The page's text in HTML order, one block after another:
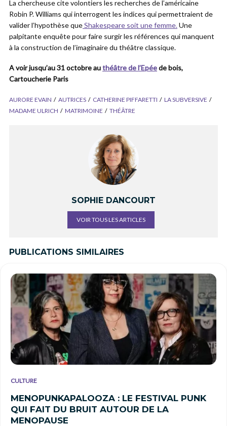
La chercheuse cite volontiers les recherches de l’américaine
Robin P. Williams qui interrogent les indices qui permettraient de
valider l’hypothèse queShakespeare soit une femme.Une
palpitante enquête pour faire surgir les références qui manquent
à la construction de l’imaginaire du théâtre classique.
A voir jusqu’au 31 octobre authéâtre de l’Epéede bois,
Cartoucherie Paris
AURORE EVAIN AUTRICES CATHERINE PIFFARETTI
LA SUBVERSIVE
MADAME ULRICH
MATRIMOINE THÉÂTRE
SOPHIE DANCOURT
VOIR TOUS LES ARTICLES
PUBLICATIONS SIMILAIRES
CULTURE
MENOPUNKAPALOOZA : LE FESTIVAL PUNK
QUI FAIT DU BRUIT AUTOUR DE LA
MENOPAUSE